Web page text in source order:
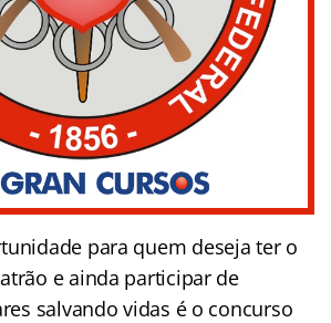
para quem deseja ter o
e ainda participar de
salvando vidas é o concurso